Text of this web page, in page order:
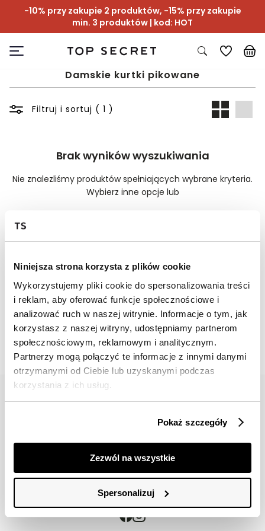
Niniejsza strona korzysta z plików cookie
Wykorzystujemy pliki cookie do spersonalizowania treści
i reklam, aby oferować funkcje społecznościowe i
analizować ruch w naszej witrynie. Informacje o tym, jak
korzystasz z naszej witryny, udostępniamy partnerom
społecznościowym, reklamowym i analitycznym.
Partnerzy mogą połączyć te informacje z innymi danymi
otrzymanymi od Ciebie lub uzyskanymi podczas
korzystania z ich usług.
Pokaż szczegóły
Zezwól na wszystkie
Spersonalizuj
-10% przy zakupie 2 produktów, -15% przy zakupie
min. 3 produktów | kod: HOT
Damskie kurtki pikowane
Filtruj i sortuj ( 1 )
Brak wyników wyszukiwania
Nie znalezliśmy produktów spełniających wybrane kryteria.
Wybierz inne opcje lub
📸 OZNACZAJ NAS NA ZDJĘCIACH
#topsecretfashion
Znajdź nas